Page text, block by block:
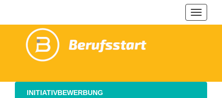
ein-/
INITIATIVBEWERBUNG